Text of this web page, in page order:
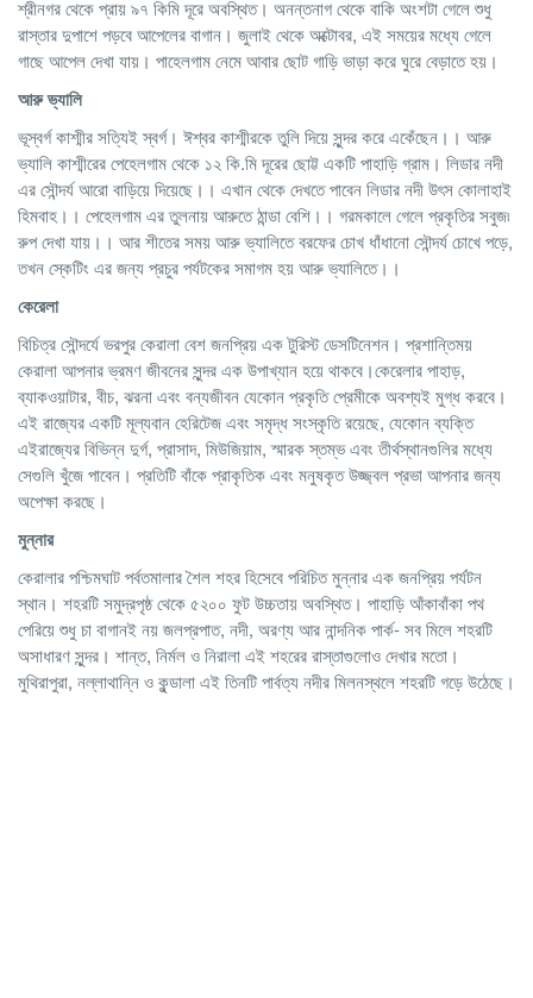
শ্রীনগর থেকে প্রায় ৯৭ কিমি দূরে অবস্থিত। অনন্তনাগ থেকে বাকি অংশটা গেলে শুধু
রাস্তার দুপাশে পড়বে আপেলের বাগান। জুলাই থেকে অক্টোবর, এই সময়ের মধ্যে গেলে
গাছে আপেল দেখা যায়। পাহেলগাম নেমে আবার ছোট গাড়ি ভাড়া করে ঘুরে বেড়াতে হয়।
আরুভ্যালি
ভূস্বর্গ কাশ্মীর সত্যিই স্বর্গ। ঈশ্বর কাশ্মীরকে তুলি দিয়ে সুন্দর করে একেঁছেন।। আরু
ভ্যালি কাশ্মীরের পেহেলগাম থেকে ১২ কি.মি দূরের ছোট্ট একটি পাহাড়ি গ্রাম। লিডার নদী
এর সৌন্দর্য আরো বাড়িয়ে দিয়েছে।। এখান থেকে দেখতে পাবেন লিডার নদী উৎস কোলাহাই
হিমবাহ।। পেহেলগাম এর তুলনায় আরুতে ঠান্ডা বেশি।। গরমকালে গেলে প্রকৃতির সবুজ৷
রুপ দেখা যায়।। আর শীতের সময় আরু ভ্যালিতে বরফের চোখ ধাঁধানো সৌন্দর্য চোখে পড়ে,
তখন স্কেটিং এর জন্য প্রচুর পর্যটকের সমাগম হয় আরু ভ্যালিতে।।
কেরেলা
বিচিত্র সৌন্দর্যে ভরপুর কেরালা বেশ জনপ্রিয় এক টুরিস্ট ডেসটিনেশন। প্রশান্তিময়
কেরালা আপনার ভ্রমণ জীবনের সুন্দর এক উপাখ্যান হয়ে থাকবে।কেরেলার পাহাড়,
ব্যাকওয়াটার, বীচ, ঝরনা এবং বন্যজীবন যেকোন প্রকৃতি প্রেমীকে অবশ্যই মুগ্ধ করবে।
এই রাজ্যের একটি মূল্যবান হেরিটেজ এবং সমৃদ্ধ সংস্কৃতি রয়েছে, যেকোন ব্যক্তি
এইরাজ্যের বিভিন্ন দুর্গ, প্রাসাদ, মিউজিয়াম, স্মারক স্তম্ভ এবং তীর্থস্থানগুলির মধ্যে
সেগুলি খুঁজে পাবেন। প্রতিটি বাঁকে প্রাকৃতিক এবং মনুষকৃত উজ্জ্বল প্রভা আপনার জন্য
অপেক্ষা করছে।
মুন্নার
কেরালার পশ্চিমঘাট পর্বতমালার শৈল শহর হিসেবে পরিচিত মুন্নার এক জনপ্রিয় পর্যটন
স্থান। শহরটি সমুদ্রপৃষ্ঠ থেকে ৫২০০ ফুট উচ্চতায় অবস্থিত। পাহাড়ি আঁকাবাঁকা পথ
পেরিয়ে শুধু চা বাগানই নয় জলপ্রপাত, নদী, অরণ্য আর নান্দনিক পার্ক- সব মিলে শহরটি
অসাধারণ সুন্দর। শান্ত, নির্মল ও নিরালা এই শহরের রাস্তাগুলোও দেখার মতো।
মুথিরাপুরা, নল্লাথান্নি ও কুন্ডালা এই তিনটি পার্বত্য নদীর মিলনস্থলে শহরটি গড়ে উঠেছে।